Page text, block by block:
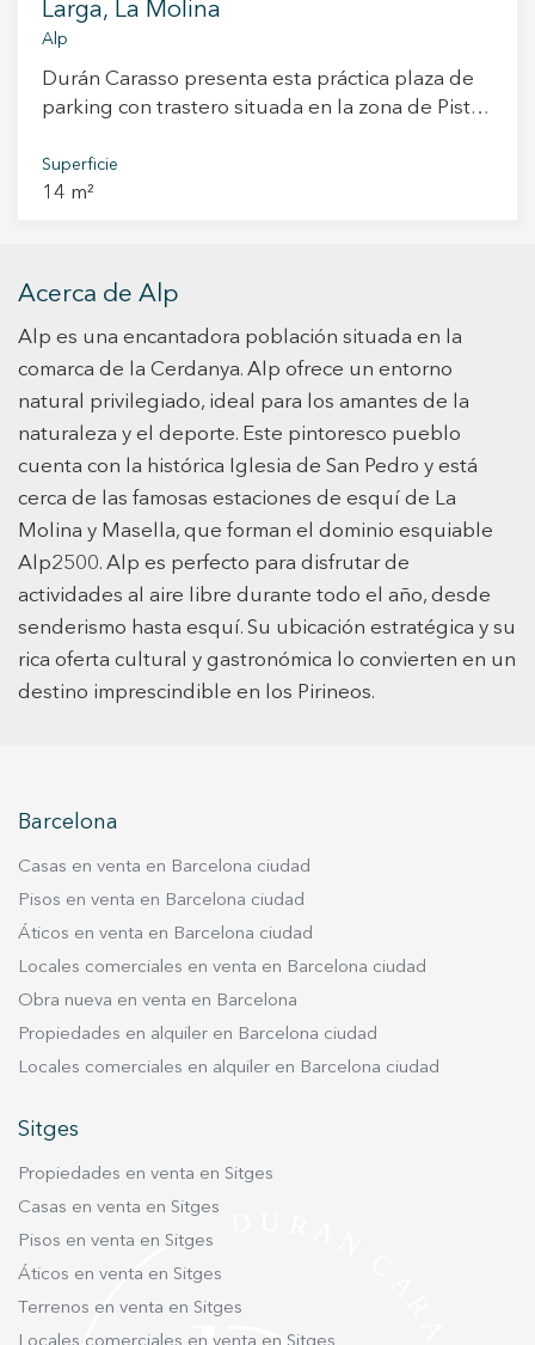
quienes buscan una inversión con rentabilidad
en uno de los destinos de montaña más
valorados del Pirineo catalán. Una oportunidad
ideal para disfrutar de la montaña, el esquí y la
naturaleza en cualquier época del año, en un
entorno privilegiado y con excelentes
Larga, La Molina
Alp
Durán Carasso presenta esta práctica plaza de
parking con trastero situada en la zona de Pista
especialmente cómoda para quienes buscan
seguridad, accesibilidad y proximidad directa a
justo delante de la bolera de La Molina y a
pocos pasos de la zona de pistas, lo que la
convierte en una solución ideal tanto para
propietarios de segunda residencia como para
amantes del esquí que desean evitar las
complicaciones de aparcamiento durante la
temporada. La plaza dispone de una superficie
total de 14 m², ofreciendo espacio suficiente
para estacionar el vehículo con comodidad y
mantenerlo protegido en todo momento. El
acceso al parking se realiza mediante puerta
automática con mando a distancia, lo que
garantiza una entrada rápida, cómoda y segura,
especialmente en los días de mayor afluencia en
la estación. Tener el coche resguardado del frío,
incluye un trastero de aproximadamente 1,7 m²,
un complemento muy útil para guardar esquís,
necesidad de transportarlo continuamente. Este
espacio adicional permite mantener el
equipamiento organizado y listo para usar en
cada escapada a la nieve. Una oportunidad
interesante para disponer de un espacio seguro
y práctico en una de las áreas más valoradas de
Superficie
14 m²
Acerca de Alp
Alp es una encantadora población situada en la
comarca de la Cerdanya. Alp ofrece un entorno
natural privilegiado, ideal para los amantes de la
naturaleza y el deporte. Este pintoresco pueblo
cuenta con la histórica Iglesia de San Pedro y está
cerca de las famosas estaciones de esquí de La
Molina y Masella, que forman el dominio esquiable
Alp2500. Alp es perfecto para disfrutar de
actividades al aire libre durante todo el año, desde
senderismo hasta esquí. Su ubicación estratégica y su
rica oferta cultural y gastronómica lo convierten en un
destino imprescindible en los Pirineos.
Barcelona
Casas en venta en Barcelona ciudad
Pisos en venta en Barcelona ciudad
Áticos en venta en Barcelona ciudad
Locales comerciales en venta en Barcelona ciudad
Obra nueva en venta en Barcelona
Propiedades en alquiler en Barcelona ciudad
Locales comerciales en alquiler en Barcelona ciudad
Sitges
Propiedades en venta en Sitges
Casas en venta en Sitges
Pisos en venta en Sitges
Áticos en venta en Sitges
Terrenos en venta en Sitges